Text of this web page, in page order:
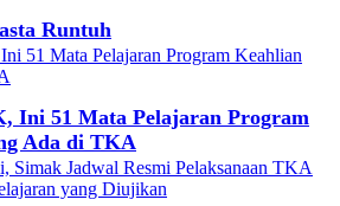
Runtuh
Ini 51 Mata Pelajaran Program
Ada di TKA